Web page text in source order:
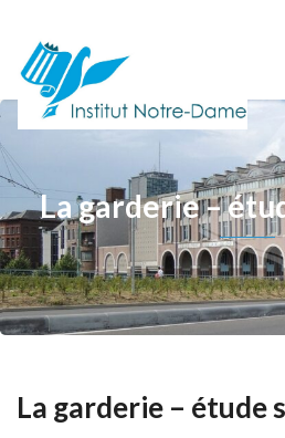
La garderie –
La garderie – étude